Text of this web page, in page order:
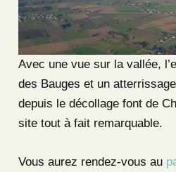
Avec une vue sur la vallée,
des Bauges et un
depuis le décollage font de
site tout à fait remarquable.
Vous aurez rendez-vous au